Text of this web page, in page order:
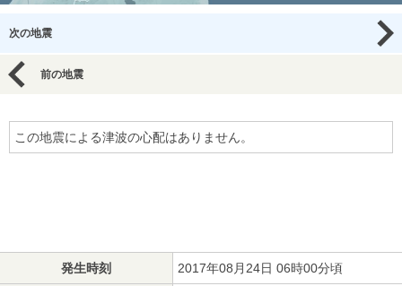
次の地震
前の地震
この地震による津波の心配はありません。
発生時刻 2017年08月24日 06時00分頃